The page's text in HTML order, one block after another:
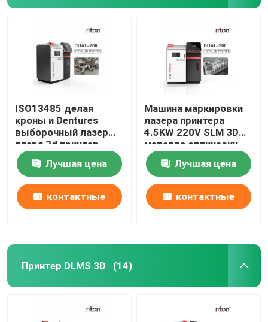
ISO13485 делая
кроны и Dentures
выборочный лазер
плавя 3d принтер
Dual200
Лучшая цена
контактные
Машина маркировки
лазера принтера
4.5KW 220V SLM 3D
металла оптически
Лучшая цена
контактные
Принтер DLMS 3D (14)